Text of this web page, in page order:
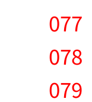
077
078
079